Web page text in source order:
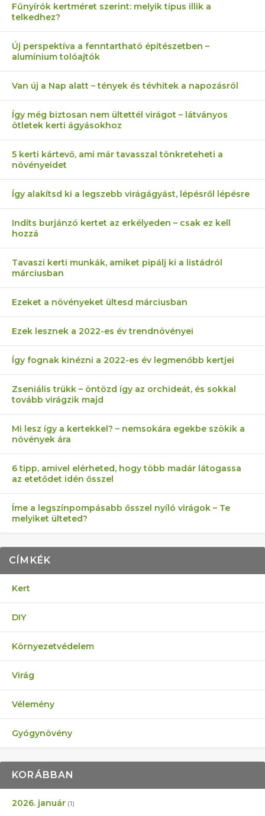
Fűnyírók kertméret szerint: melyik típus illik a
telkedhez?
Új perspektíva a fenntartható építészetben –
alumínium tolóajtók
Van új a Nap alatt – tények és tévhitek a napozásról
Így még biztosan nem ültettél virágot – látványos
ötletek kerti ágyásokhoz
5 kerti kártevő, ami már tavasszal tönkreteheti a
növényeidet
Így alakítsd ki a legszebb virágágyást, lépésről lépésre
Indíts burjánzó kertet az erkélyeden – csak ez kell
hozzá
Tavaszi kerti munkák, amiket pipálj ki a listádról
márciusban
Ezeket a növényeket ültesd márciusban
Ezek lesznek a 2022-es év trendnövényei
Így fognak kinézni a 2022-es év legmenőbb kertjei
Zseniális trükk – öntözd így az orchideát, és sokkal
tovább virágzik majd
Mi lesz így a kertekkel? – nemsokára egekbe szökik a
növények ára
6 tipp, amivel elérheted, hogy több madár látogassa
az etetődet idén ősszel
Íme a legszínpompásabb ősszel nyíló virágok – Te
melyiket ülteted?
CÍMKÉK
Kert
DIY
Környezetvédelem
Virág
Vélemény
Gyógynövény
KORÁBBAN
2026. január (1)